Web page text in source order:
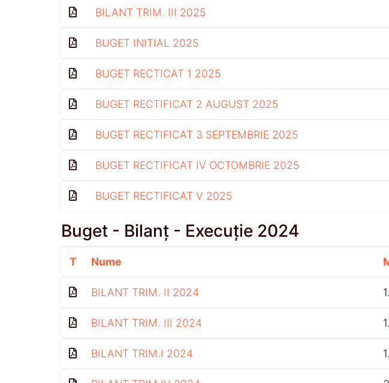
BILANT TRIM. III 2025
BUGET INITIAL 2025
BUGET RECTICAT 1 2025
BUGET RECTIFICAT 2 AUGUST 2025
BUGET RECTIFICAT 3 SEPTEMBRIE 2025
BUGET RECTIFICAT IV OCTOMBRIE 2025
BUGET RECTIFICAT V 2025
Buget - Bilanț - Execuție 2024
T Nume
BILANT TRIM. II 2024
BILANT TRIM. III 2024
BILANT TRIM.I 2024